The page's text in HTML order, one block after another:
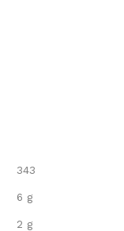
343
6 g
2 g